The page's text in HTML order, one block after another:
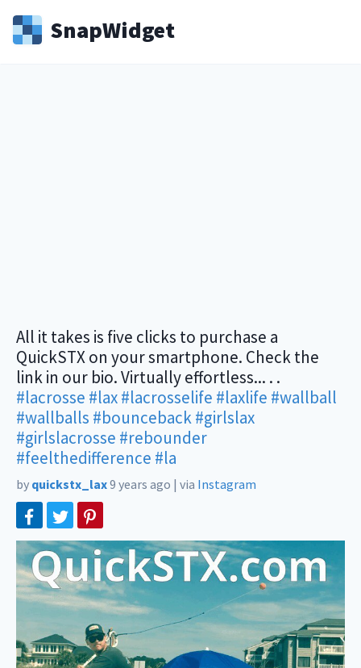
SnapWidget
All it takes is five clicks to purchase a
QuickSTX on your smartphone. Check the
link in our bio. Virtually effortless... . .
#lacrosse #lax#lacrosselife #laxlife #wallball
#wallballs #bounceback#girlslax
#girlslacrosse #rebounder
#feelthedifference #la
by quickstx_lax9 years ago | via Instagram